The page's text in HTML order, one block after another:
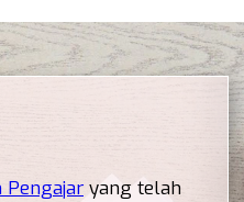
Pengajar yang telah